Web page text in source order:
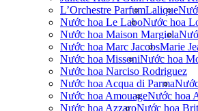
L’Orchestre ParfumLalique
Nước hoa Le LaboNước hoa
Nước hoa Maison Margiela
Nước hoa Marc JacobsMarie
Nước hoa MissoniNước hoa
Nước hoa Narciso Rodriguez
Nước hoa Acqua di Parma
Nước hoa AmouageNước hoa
Nước hoa AzzaroNước hoa